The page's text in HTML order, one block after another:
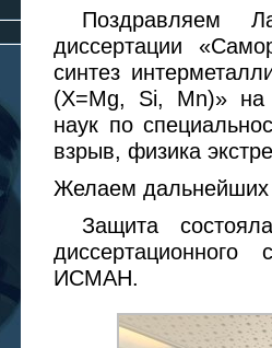
Поздравляем
диссертации
синтез
(X=Mg, Si, Mn)» на
наук по
взрыв, физика
Желаем дальнейших
Защита
ИСМАН.